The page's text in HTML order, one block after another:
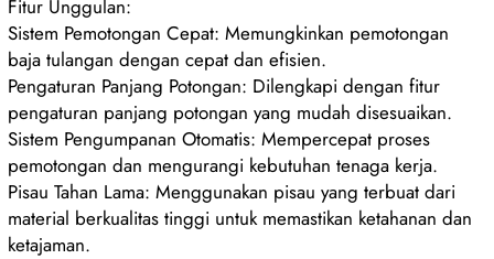
Fitur Unggulan:
Sistem Pemotongan Cepat: Memungkinkan pemotongan
baja tulangan dengan cepat dan efisien.
Pengaturan Panjang Potongan: Dilengkapi dengan fitur
pengaturan panjang potongan yang mudah disesuaikan.
Sistem Pengumpanan Otomatis: Mempercepat proses
pemotongan dan mengurangi kebutuhan tenaga kerja.
Pisau Tahan Lama: Menggunakan pisau yang terbuat dari
material berkualitas tinggi untuk memastikan ketahanan dan
ketajaman.